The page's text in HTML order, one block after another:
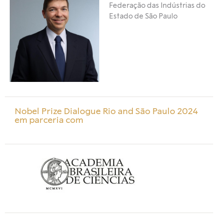
Federação das Indústrias do
Estado de São Paulo
Nobel Prize Dialogue Rio and São Paulo 2024
em parceria com